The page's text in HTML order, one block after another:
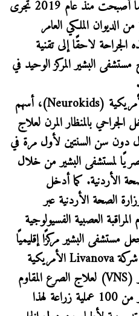
تركيا لإجرائها بكلفة مرتفعة، بينما أصبحت منذ عام 2019 تُجرى
الديوان الملكي العامر
لاحقًا إلى تقنية
البشير المركز الوحيد في
(
Neurokids)، أسهم
بالمنظار المرن لعلاج
دون سن السنتين لأول مرة في
لمستشفى البشير من خلال
الأردنية. كما أدخل
الصحة الأردنية عبر
العصبية الفسيولوجية
مستشفى البشير مركزًا إقليميًا
Livanovaالأمريكية
(
VNS) لعلاج الصرع المقاوم
للعلاج الدوائي. وقد أُجري أكثر من 100 عملية زراعة لهذا